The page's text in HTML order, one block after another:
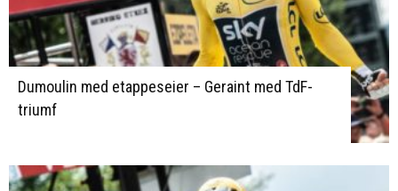
Dumoulin med etappeseier – Geraint med TdF-
triumf